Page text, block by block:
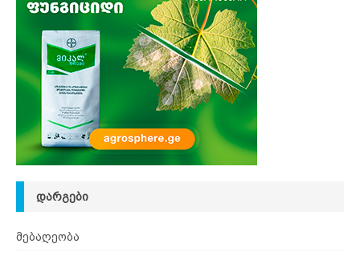
ᲓᲐᲠᲒᲔᲑᲘ
მებაღეობა